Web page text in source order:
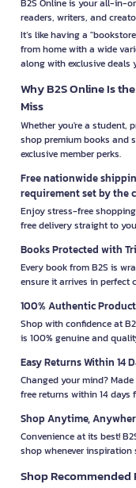
B2S Online is your all-in-
readers, writers, and
It’s like having a
from home with a wide
along with exclusive deals
Why B2S Online Is
Miss
Whether you're a student,
shop premium books
exclusive member perks.
Free nationwide
requirement set by the
Enjoy stress-free
free delivery straight to
Books Protected with
Every book from B2S is
ensure it arrives in
100% Authentic
Shop with confidence at
is 100% genuine and
Easy Returns Within 14
Changed your mind?
free returns within 14
Shop Anytime,
Convenience at its best!
shop whenever
Shop